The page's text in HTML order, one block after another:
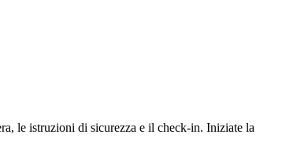
le istruzioni di sicurezza e il check-in. Iniziate la